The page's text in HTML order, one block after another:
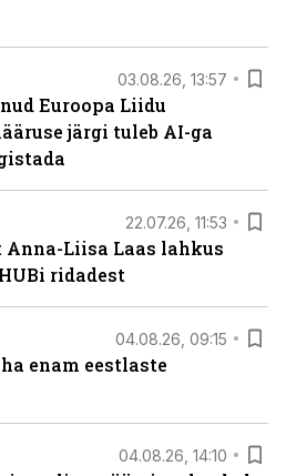
03.08.26, 13:57
Euroopa Liidu
järgi tuleb AI-ga
22.07.26, 11:53
Anna-Liisa Laas lahkus
ridadest
04.08.26, 09:15
enam eestlaste
04.08.26, 14:10